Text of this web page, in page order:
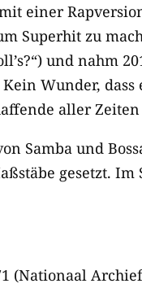
einer
Superhit zu
und nahm
Kein Wunder,
aller
Samba und
gesetzt.
(Nationaal